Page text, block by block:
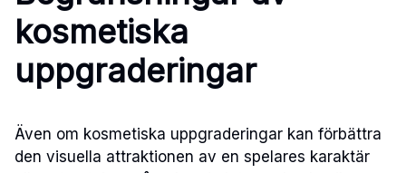
kosmetiska
uppgraderingar
Även om kosmetiska uppgraderingar kan förbättra
den visuella attraktionen av en spelares karaktär